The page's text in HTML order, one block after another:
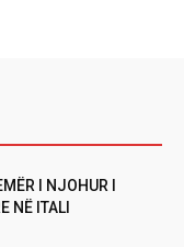
I NJOHUR I
NË ITALI